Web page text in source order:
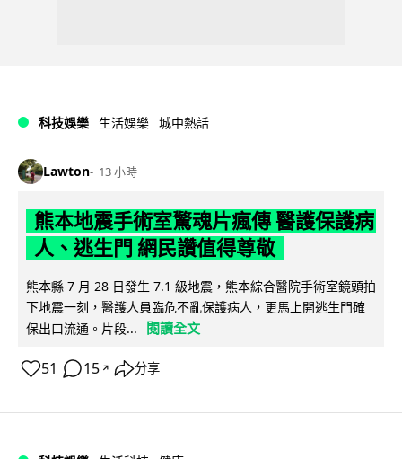
科技娛樂 生活娛樂 城中熱話
Lawton 13 小時
熊本地震手術室驚魂片瘋傳 醫護保護病
人、逃生門 網民讚值得尊敬
熊本縣 7 月 28 日發生 7.1 級地震，熊本綜合醫院手術室鏡頭拍
下地震一刻，醫護人員臨危不亂保護病人，更馬上開逃生門確
保出口流通。片段...
閱讀全文
51 15 ↗ 分享